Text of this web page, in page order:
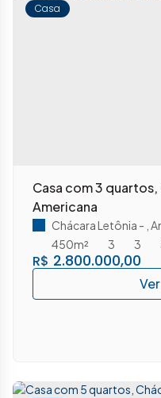
Casa
Casa com 3
Americana
R$ 2.800.000,00
Chácara Letônia
3
3
450m²